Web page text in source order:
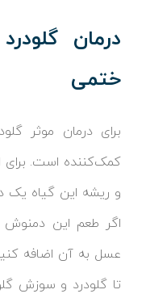
درمان
ختمی
برای درمان موثر
کمک‌کننده است. برای
و ریشه این گیاه یک
اگر طعم این دمنوش
عسل به آن اضافه
تا گلودرد و سوزش